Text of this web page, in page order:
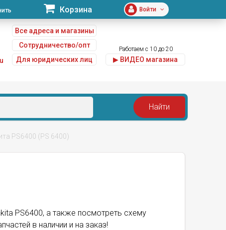
Корзина Войти
Все адреса и магазины
Сотрудничество/опт
Для юридических лиц
Работаем с 10 до 20
▶ ВИДЕО магазина
PS6400 (PS 6400)
PS6400, а также посмотреть схему
в наличии и на заказ!